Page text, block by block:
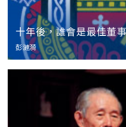
十年後，誰會是最佳董
彭漣漪